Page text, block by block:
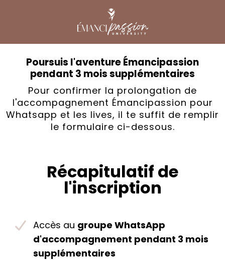
Poursuis l'aventure Émancipassion
pendant 3 mois supplémentaires
Pour confirmer la prolongation de
l'accompagnement Émancipassion pour
Whatsapp et les lives, il te suffit de remplir
le formulaire ci-dessous.
Récapitulatif de
l'inscription
Accès au groupe WhatsApp
d'accompagnement pendant 3 mois
supplémentaires